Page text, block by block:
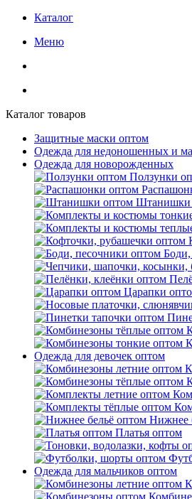
Каталог
Меню
Каталог товаров
Защитные маски оптом
Одежда для недоношенных и
Одежда для новорожденных
Ползунки
Штанишки
Царапки
Одежда для девочек оптом
Нижнее
Платья оптом
Одежда для мальчиков оптом